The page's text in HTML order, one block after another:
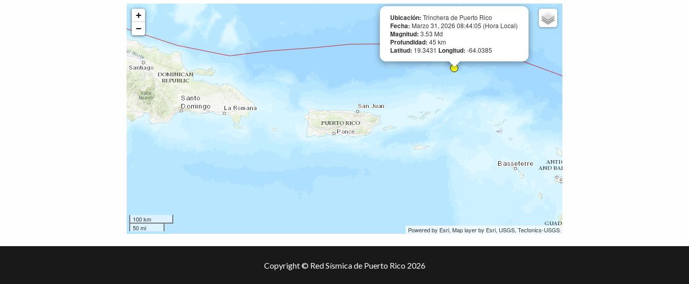
Ubicación: Trinchera de Puerto Rico
Fecha: Marzo 31, 2026 08:44:05 (Hora Local)
Magnitud: 3.53 Md
Profundidad: 45 km
Latitud: 19.3431 Longitud: -64.0385
+
−
100 km
50 mi
Powered by Esri, Map layer by Esri, USGS, Tectonics-USGS
Copyright © Red Sísmica de Puerto Rico 2026